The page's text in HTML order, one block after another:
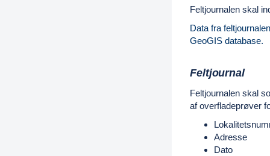
Feltjournalen skal
Data fra
GeoGIS database.
Feltjournal
Feltjournalen skal
af overfladeprøver
Adresse
Dato